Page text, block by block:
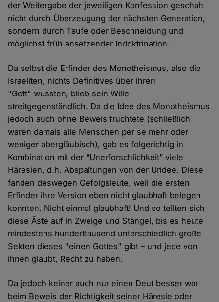
der Weitergabe der jeweiligen Konfession geschah
nicht durch Überzeugung der nächsten Generation,
sondern durch Taufe oder Beschneidung und
möglichst früh ansetzender Indoktrination.
Da selbst die Erfinder des Monotheismus, also die
Israeliten, nichts Definitives über ihren
"Gott" wussten, blieb sein Wille
streitgegenständlich. Da die Idee des Monotheismus
jedoch auch ohne Beweis fruchtete (schließlich
waren damals alle Menschen per se mehr oder
weniger abergläubisch), gab es folgerichtig in
Kombination mit der “Unerforschlichkeit” viele
Häresien, d.h. Abspaltungen von der Uridee. Diese
fanden deswegen Gefolgsleute, weil die ersten
Erfinder ihre Version eben nicht glaubhaft belegen
konnten. Nicht einmal glaubhaft! Und so teilten sich
diese Äste auf in Zweige und Stängel, bis es heute
mindestens hunderttausend unterschiedlich große
Sekten dieses "einen Gottes" gibt – und jede von
ihnen glaubt, Recht zu haben.
Da jedoch keiner auch nur einen Deut besser war
beim Beweis der Richtigkeit seiner Häresie oder